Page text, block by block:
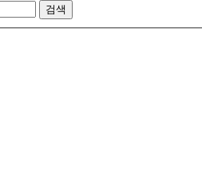
검색